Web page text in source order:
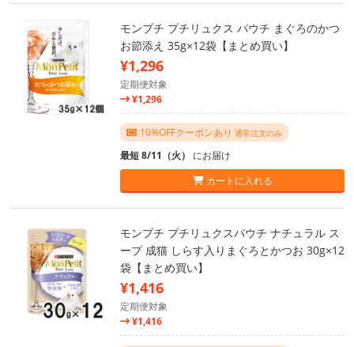
モンプチ プチリュクス パウチ まぐろのかつ
お節添え 35g×12袋【まとめ買い】
¥1,296
定期便対象
¥1,296
10%OFFクーポンあり 通常注文のみ
最短 8/11（火） にお届け
カートに入れる
モンプチ プチリュクスパウチ ナチュラル ス
ープ 成猫 しらす入りまぐろとかつお 30g×12
袋【まとめ買い】
¥1,416
定期便対象
¥1,416